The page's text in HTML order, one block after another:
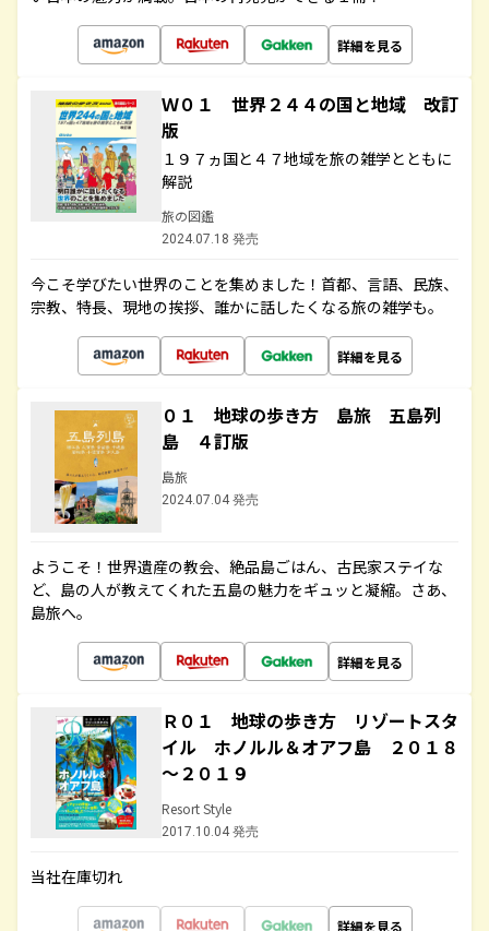
詳細を見る
Ｗ０１ 世界２４４の国と地域 改訂
版
１９７ヵ国と４７地域を旅の雑学とともに
解説
旅の図鑑
2024.07.18 発売
今こそ学びたい世界のことを集めました！首都、言語、民族、
宗教、特長、現地の挨拶、誰かに話したくなる旅の雑学も。
詳細を見る
０１ 地球の歩き方 島旅 五島列
島 ４訂版
島旅
2024.07.04 発売
ようこそ！世界遺産の教会、絶品島ごはん、古民家ステイな
ど、島の人が教えてくれた五島の魅力をギュッと凝縮。さあ、
島旅へ。
詳細を見る
Ｒ０１ 地球の歩き方 リゾートスタ
イル ホノルル＆オアフ島 ２０１８
～２０１９
Resort Style
2017.10.04 発売
当社在庫切れ
詳細を見る